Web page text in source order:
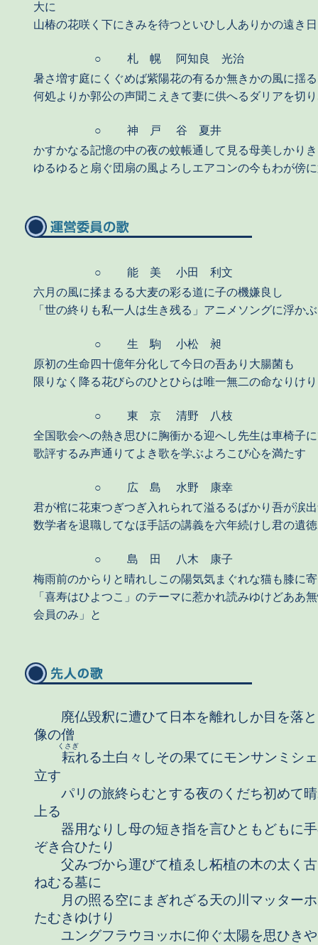
大に
山椿の花咲く下にきみを待つといひし人ありかの遠き
○ 札 幌
阿知良 光治
暑さ増す庭にくぐめば紫陽花の有るか無きかの風に揺
何処よりか郭公の声聞こえきて妻に供へるダリアを切
○ 神 戸
谷 夏井
かすかなる記憶の中の夜の蚊帳通して見る母美しかりき
ゆるゆると扇ぐ団扇の風よろしエアコンの今もわが傍
○ 能 美
小田 利文
六月の風に揉まるる大麦の彩る道に子の機嫌良し
「世の終りも私一人は生き残る」アニメソングに浮か
○ 生 駒
小松 昶
原初の生命四十億年分化して今日の吾あり大腸菌も
限りなく降る花びらのひとひらは唯一無二の命なりけり
○ 東 京
清野 八枝
全国歌会への熱き思ひに胸衝かる迎へし先生は車椅子
歌評するみ声通りてよき歌を学ぶよろこび心を満たす
○ 広 島
水野 康幸
君が棺に花束つぎつぎ入れられて溢るるばかり吾が涙
数学者を退職してなほ手話の講義を六年続けし君の遺
○ 島 田
八木 康子
梅雨前のからりと晴れしこの陽気気まぐれな猫も膝に
「喜寿はひよつこ」のテーマに惹かれ読みゆけどああ
会員のみ」と
廃仏毀釈に遭ひて日本を離れしか目を落と
像の僧
耘
くさぎ
れる土白々しその果てにモンサンミシ
立す
パリの旅終らむとする夜のくだち初めて晴
上る
器用なりし母の短き指を言ひともどもに手
ぞき合ひたり
父みづから運びて植ゑし柘植の木の太く古
ねむる墓に
月の照る空にまぎれざる天の川マッターホ
たむきゆけり
ユングフラウヨッホに仰ぐ太陽を思ひきや